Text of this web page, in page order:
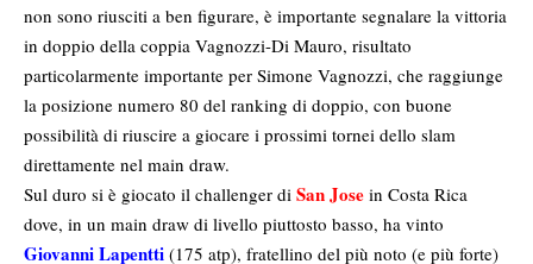
non sono riusciti a ben figurare, è importante segnalare la vittoria
in doppio della coppia Vagnozzi-Di Mauro, risultato
particolarmente importante per Simone Vagnozzi, che raggiunge
la posizione numero 80 del ranking di doppio, con buone
possibilità di riuscire a giocare i prossimi tornei dello slam
direttamente nel main draw.
Sul duro si è giocato il challenger di San Jose in Costa Rica
dove, in un main draw di livello piuttosto basso, ha vinto
Giovanni Lapentti (175 atp), fratellino del più noto (e più forte)